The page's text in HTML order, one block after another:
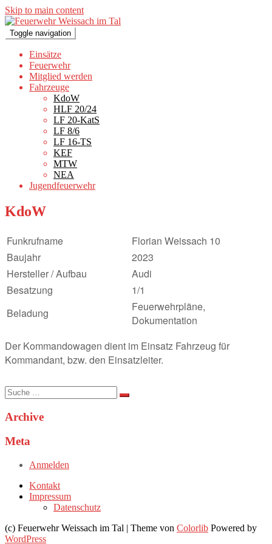
Skip to main content
Toggle navigation
Einsätze
Feuerwehr
Mitglied werden
Fahrzeuge
KdoW
HLF 20/24
LF 20-KatS
LF 8/6
LF 16-TS
KEF
MTW
NEA
Jugendfeuerwehr
KdoW
Funkrufname
Florian Weissach 10
Baujahr
2023
Hersteller / Aufbau
Audi
Besatzung
1/1
Beladung
Feuerwehrpläne,
Dokumentation
Der Kommandowagen dient im Einsatz Fahrzeug für
Kommandant, bzw. den Einsatzleiter.
Suche
nach:
Archive
Meta
Anmelden
Kontakt
Impressum
Datenschutz
(c) Feuerwehr Weissach im Tal | Theme von Colorlib Powered by
WordPress